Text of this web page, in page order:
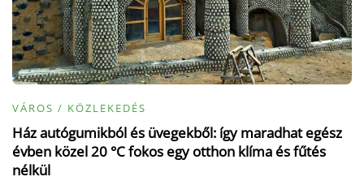
VÁROS / KÖZLEKEDÉS
Ház autógumikból és üvegekből: így maradhat egész
évben közel 20 °C fokos egy otthon klíma és fűtés
nélkül